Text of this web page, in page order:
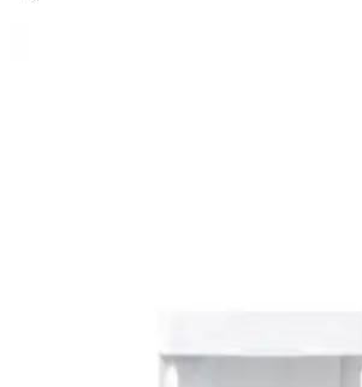
HD video kaydı için optimize edilmiştir, uzun